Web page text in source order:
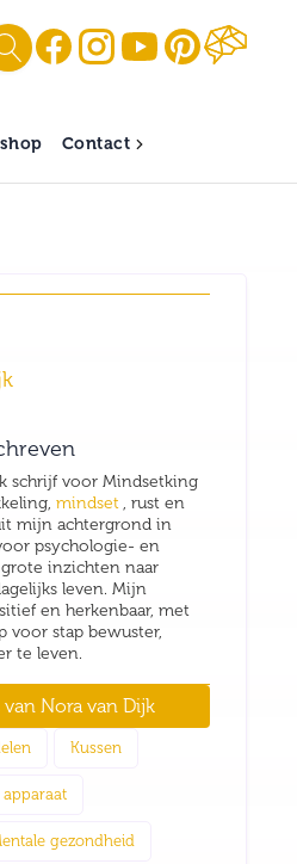
Contact
schrijf voor Mindsetking
mindset , rust en
mijn achtergrond in
psychologie- en
inzichten naar
leven. Mijn
en herkenbaar, met
voor stap bewuster,
te leven.
van Nora van Dijk
Kussen
apparaat
gezondheid